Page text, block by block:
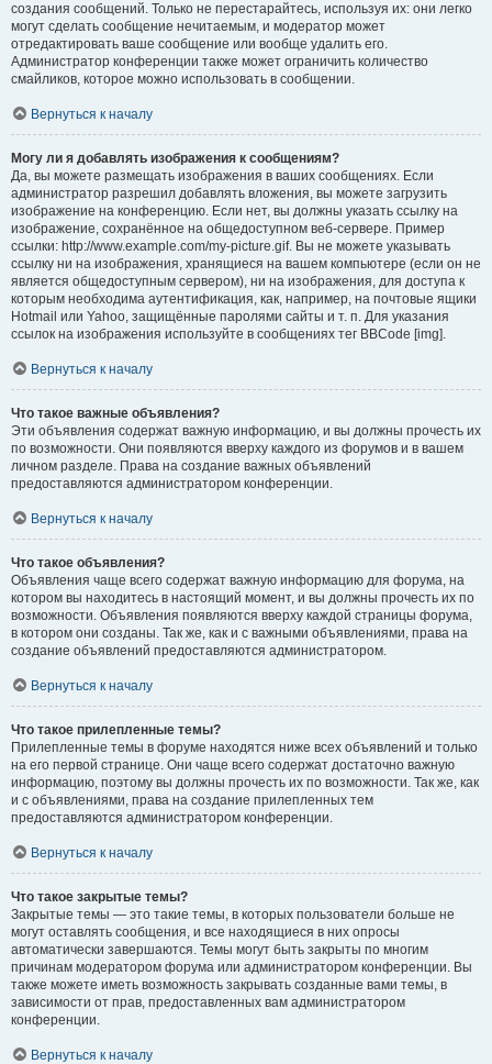
создания сообщений. Только не перестарайтесь, используя их: они легко
могут сделать сообщение нечитаемым, и модератор может
отредактировать ваше сообщение или вообще удалить его.
Администратор конференции также может ограничить количество
смайликов, которое можно использовать в сообщении.
Вернуться к началу
Могу ли я добавлять изображения к сообщениям?
Да, вы можете размещать изображения в ваших сообщениях. Если
администратор разрешил добавлять вложения, вы можете загрузить
изображение на конференцию. Если нет, вы должны указать ссылку на
изображение, сохранённое на общедоступном веб-сервере. Пример
ссылки: http://www.example.com/my-picture.gif. Вы не можете указывать
ссылку ни на изображения, хранящиеся на вашем компьютере (если он не
является общедоступным сервером), ни на изображения, для доступа к
которым необходима аутентификация, как, например, на почтовые ящики
Hotmail или Yahoo, защищённые паролями сайты и т. п. Для указания
ссылок на изображения используйте в сообщениях тег BBCode [img].
Вернуться к началу
Что такое важные объявления?
Эти объявления содержат важную информацию, и вы должны прочесть их
по возможности. Они появляются вверху каждого из форумов и в вашем
личном разделе. Права на создание важных объявлений
предоставляются администратором конференции.
Вернуться к началу
Что такое объявления?
Объявления чаще всего содержат важную информацию для форума, на
котором вы находитесь в настоящий момент, и вы должны прочесть их по
возможности. Объявления появляются вверху каждой страницы форума,
в котором они созданы. Так же, как и с важными объявлениями, права на
создание объявлений предоставляются администратором.
Вернуться к началу
Что такое прилепленные темы?
Прилепленные темы в форуме находятся ниже всех объявлений и только
на его первой странице. Они чаще всего содержат достаточно важную
информацию, поэтому вы должны прочесть их по возможности. Так же, как
и с объявлениями, права на создание прилепленных тем
предоставляются администратором конференции.
Вернуться к началу
Что такое закрытые темы?
Закрытые темы — это такие темы, в которых пользователи больше не
могут оставлять сообщения, и все находящиеся в них опросы
автоматически завершаются. Темы могут быть закрыты по многим
причинам модератором форума или администратором конференции. Вы
также можете иметь возможность закрывать созданные вами темы, в
зависимости от прав, предоставленных вам администратором
конференции.
Вернуться к началу